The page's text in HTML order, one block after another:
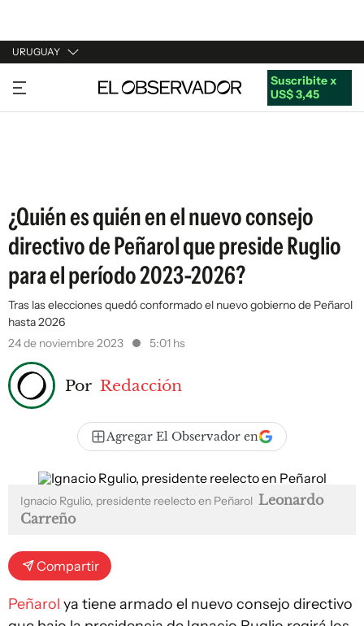
URUGUAY
URUGUAY
ARGENTINA
Suscribite x
US$ 3,45
¿Quién es quién en el nuevo consejo
directivo de Peñarol que preside Ruglio
para el período 2023-2026?
Tras las elecciones quedó conformado el nuevo gobierno de Peñarol
hasta 2026
24 de noviembre 2023
5:01 hs
Por Redacción
Agregar El Observador en
Ignacio Rgulio, presidente reelecto en Peñarol Leonardo
Carreño
Compartir
Peñarol ya tiene armado el nuevo consejo directivo